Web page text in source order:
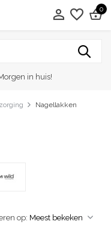
0
in huis!
Nagellakken
op: